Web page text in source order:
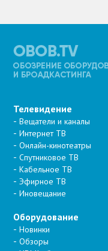
Телевидение
Вещатели и каналы
Интернет ТВ
Онлайн-кинотеатры
Спутниковое ТВ
Кабельное ТВ
Эфирное ТВ
Иновещание
Оборудование
Новинки
Обзоры